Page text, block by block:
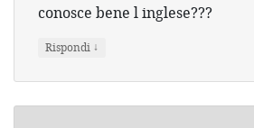
conosce bene l inglese???
Rispondi ↓